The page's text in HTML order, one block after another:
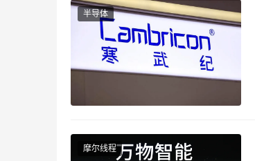
半导体
摩尔线程